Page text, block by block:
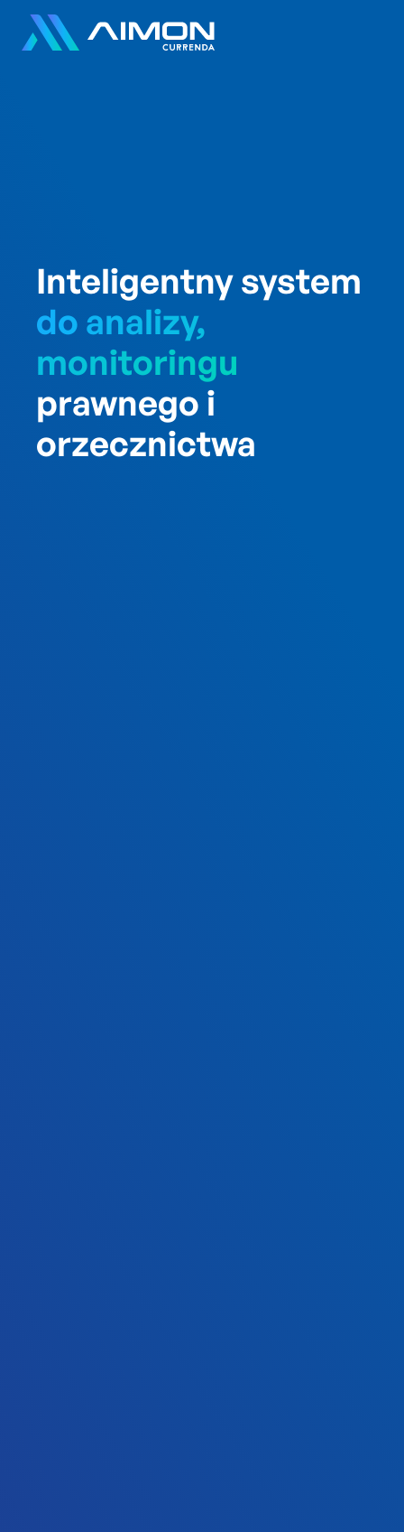
Inteligentny system
do analizy,
monitoringu
prawnego i
orzecznictwa